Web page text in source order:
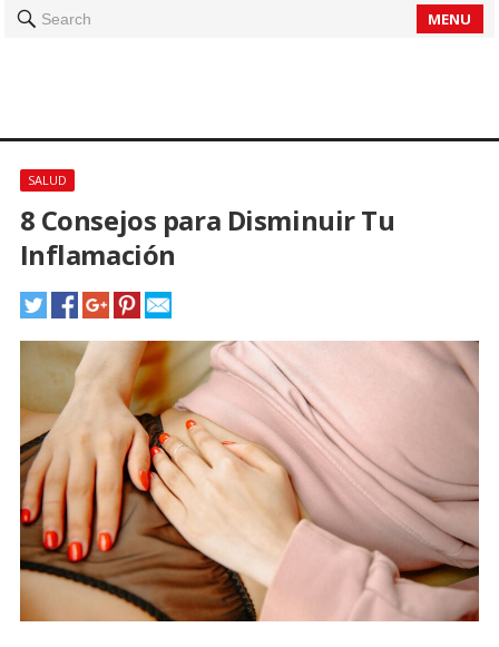
Search MENU
SALUD
8 Consejos para Disminuir Tu
Inflamación